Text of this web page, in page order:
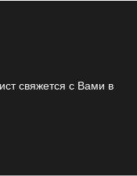
свяжется с Вами в